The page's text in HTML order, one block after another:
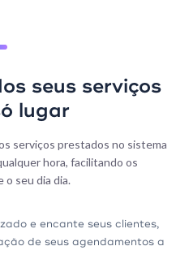
seus serviços
lugar
serviços prestados no sistema
hora, facilitando os
o seu dia dia.
e encante seus clientes,
de seus agendamentos a